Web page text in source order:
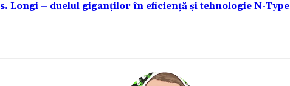
Longi – duelul giganților în eficiență și tehnologie N-Type